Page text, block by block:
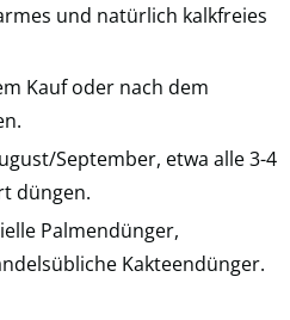
und natürlich kalkfreies
Kauf oder nach dem
September, etwa alle 3-4
düngen.
Palmendünger,
Kakteendünger.